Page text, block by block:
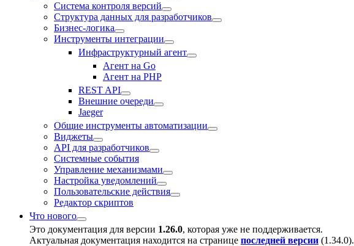
Система контроля версий
Структура данных для разработчиков
Бизнес-логика
Инструменты интеграции
Инфраструктурный агент
Агент на Go
Агент на PHP
REST API
Внешние очереди
Jaeger
Общие инструменты автоматизации
Виджеты
API для разработчиков
Системные события
Управление механизмами
Настройка уведомлений
Пользовательские действия
Редактор скриптов
Что нового
Это документация для версии 1.26.0, которая уже не поддерживается.
Актуальная документация находится на странице последней версии (1.34.0).